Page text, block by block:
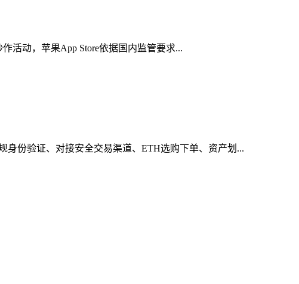
活动，苹果App Store依据国内监管要求...
身份验证、对接安全交易渠道、ETH选购下单、资产划...